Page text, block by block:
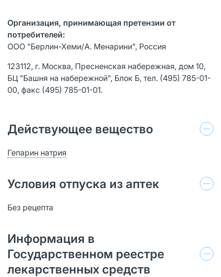
Организация, принимающая претензии от
потребителей:
ООО "Берлин-Хеми/А. Менарини", Россия
123112, г. Москва, Пресненская набережная, дом 10,
БЦ "Башня на набережной", Блок Б, тел. (495) 785-01-
00, факс (495) 785-01-01.
Действующее вещество
Гепарин натрия
Условия отпуска из аптек
Без рецепта
Информация в
Государственном реестре
лекарственных средств